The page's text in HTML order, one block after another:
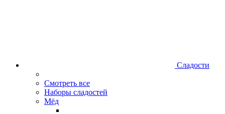
Сладости
Смотреть все
Наборы сладостей
Мёд